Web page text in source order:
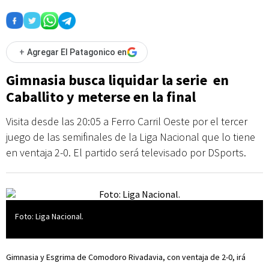
+ Agregar El Patagonico en
Gimnasia busca liquidar la serie en
Caballito y meterse en la final
Visita desde las 20:05 a Ferro Carril Oeste por el tercer
juego de las semifinales de la Liga Nacional que lo tiene
en ventaja 2-0. El partido será televisado por DSports.
Foto: Liga Nacional.
Gimnasia y Esgrima de Comodoro Rivadavia, con ventaja de 2-0, irá